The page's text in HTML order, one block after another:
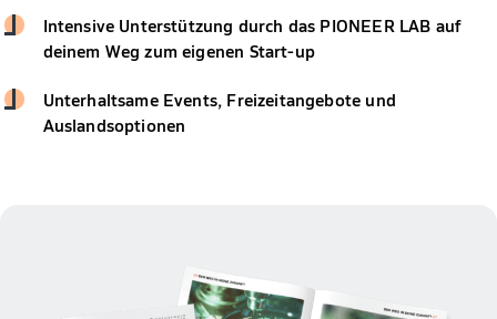
Intensive Unterstützung durch das PIONEER LAB auf
deinem Weg zum eigenen Start-up
Unterhaltsame Events, Freizeitangebote und
Auslandsoptionen